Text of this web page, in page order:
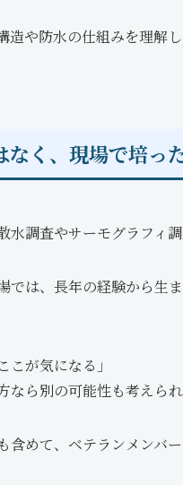
造や防水の仕組みを理解
なく、現場で培っ
水調査やサーモグラフィ
では、長年の経験から生
こが気になる」
なら別の可能性も考えられ
含めて、ベテランメンバ